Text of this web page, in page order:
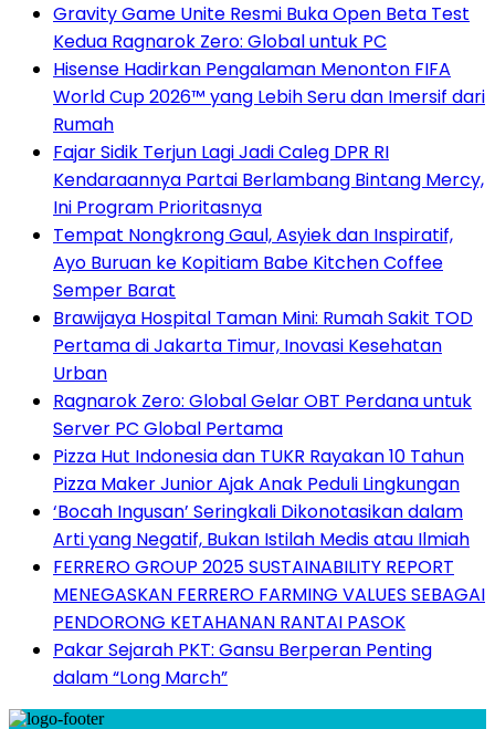
Gravity Game Unite Resmi Buka Open Beta Test
Kedua Ragnarok Zero: Global untuk PC
Hisense Hadirkan Pengalaman Menonton FIFA
World Cup 2026™ yang Lebih Seru dan Imersif dari
Rumah
Fajar Sidik Terjun Lagi Jadi Caleg DPR RI
Kendaraannya Partai Berlambang Bintang Mercy,
Ini Program Prioritasnya
Tempat Nongkrong Gaul, Asyiek dan Inspiratif,
Ayo Buruan ke Kopitiam Babe Kitchen Coffee
Semper Barat
Brawijaya Hospital Taman Mini: Rumah Sakit TOD
Pertama di Jakarta Timur, Inovasi Kesehatan
Urban
Ragnarok Zero: Global Gelar OBT Perdana untuk
Server PC Global Pertama
Pizza Hut Indonesia dan TUKR Rayakan 10 Tahun
Pizza Maker Junior Ajak Anak Peduli Lingkungan
‘Bocah Ingusan’ Seringkali Dikonotasikan dalam
Arti yang Negatif, Bukan Istilah Medis atau Ilmiah
FERRERO GROUP 2025 SUSTAINABILITY REPORT
MENEGASKAN FERRERO FARMING VALUES SEBAGAI
PENDORONG KETAHANAN RANTAI PASOK
Pakar Sejarah PKT: Gansu Berperan Penting
dalam “Long March”